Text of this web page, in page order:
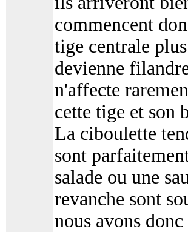
commencent
tige centrale
devienne
n'affecte
cette tige et son
La ciboulette
sont
salade ou une
revanche sont
nous avons